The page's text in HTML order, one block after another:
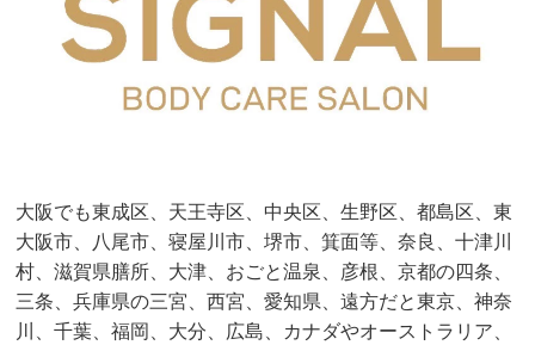
大阪でも東成区、天王寺区、中央区、生野区、都島区、東
大阪市、八尾市、寝屋川市、堺市、箕面等、奈良、十津川
村、滋賀県膳所、大津、おごと温泉、彦根、京都の四条、
三条、兵庫県の三宮、西宮、愛知県、遠方だと東京、神奈
川、千葉、福岡、大分、広島、カナダやオーストラリア、